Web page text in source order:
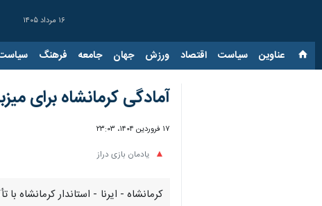
۱۶ مرداد ۱۴۰۵
عناوین‌ سیاست اقتصاد ورزش جهان جامعه فرهنگ
آمادگی کرمانشاه برای میزبانی از ۵۰ هزار نفر در گرامیداشت
۱۷ فروردین ۱۴۰۴، ۲۳:۰۳
یادمان بازی دراز